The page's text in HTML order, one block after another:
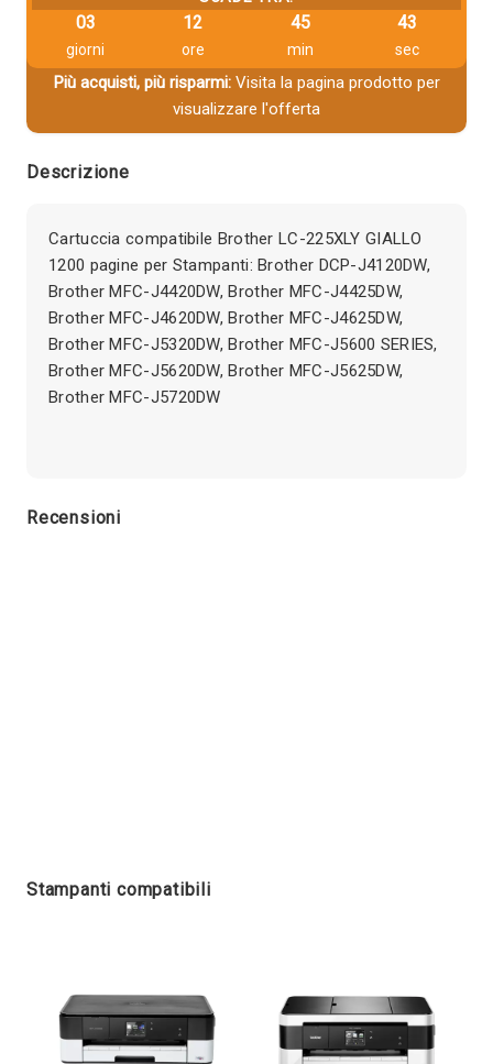
03
giorni
12
ore
45
min
42
sec
Più acquisti, più risparmi:Visita la pagina prodotto per
visualizzare l'offerta
Descrizione
Cartuccia compatibile Brother LC-225XLY GIALLO
1200 pagine per Stampanti: Brother DCP-J4120DW,
Brother MFC-J4420DW, Brother MFC-J4425DW,
Brother MFC-J4620DW, Brother MFC-J4625DW,
Brother MFC-J5320DW, Brother MFC-J5600 SERIES,
Brother MFC-J5620DW, Brother MFC-J5625DW,
Brother MFC-J5720DW
Recensioni
Stampanti compatibili